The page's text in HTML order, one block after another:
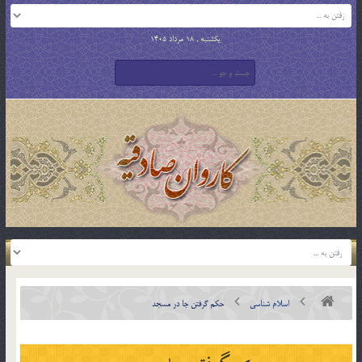
یکشنبه , 18 مرداد 1405
اسلام شناسی حکم گرفتن جا در مسجد